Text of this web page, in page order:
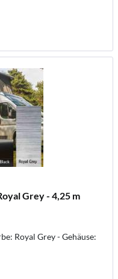
Grey - 4,25 m
Royal Grey - Gehäuse: